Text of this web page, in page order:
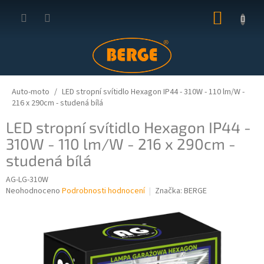
KOŠÍK
Auto-moto
LED stropní svítidlo Hexagon IP44 - 310W - 110 lm/W -
216 x 290cm - studená bílá
LED stropní svítidlo Hexagon IP44 -
310W - 110 lm/W - 216 x 290cm -
studená bílá
AG-LG-310W
Průměrné
Neohodnoceno Podrobnosti hodnocení Značka: BERGE